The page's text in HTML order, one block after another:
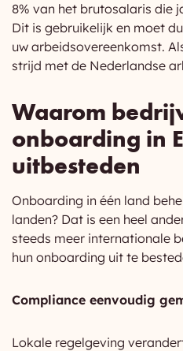
8% van het brutosalaris die
Dit is gebruikelijk en moet
uw arbeidsovereenkomst.
strijd met de Nederlandse
Waarom
onboarding in
uitbesteden
Onboarding in één land
landen? Dat is een heel
steeds meer internationale
hun onboarding uit te
Compliance eenvoudig
Lokale regelgeving